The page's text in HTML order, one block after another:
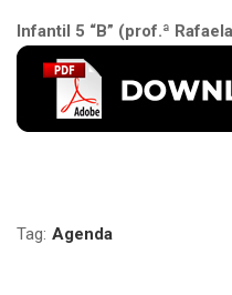
Infantil 5 “B” (prof.ª
Tag: Agenda